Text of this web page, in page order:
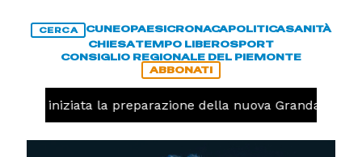
CERCA CUNEOPAESICRONACAPOLITICASANITÀ
CHIESATEMPO LIBEROSPORT
CONSIGLIO REGIONALE DEL PIEMONTE
ABBONATI
iniziata la preparazione della nuova Granda Volley